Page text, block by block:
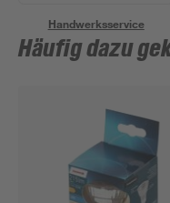
Handwerksservice
Häufig dazu